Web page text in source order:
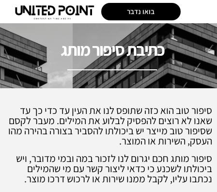
בואו נדבר
כתיבת סיפור מותג
סיפור טוב הוא כזה שתופס לנו את העין עד כדי כך עד
שאנו לא רוצים להפסיק לבלוע את המילים. מעבר לקסם
שסיפור טוב מייצר יש ביכולתו להסביר בצורה בהירה מהו
העסק, השירות או המוצר.
סיפור מותג חכם יגרום לנו לזכור במה ובמי מדובר, ויש
ביכולתו לשכנע כי כדאי ליצור קשר עם מי שהמילים
נכתבו עליו, לקבל ממנו שירות או לרכוש דרכו מוצר.